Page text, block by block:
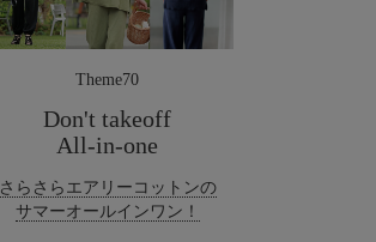
Theme70
Don't takeoff
All-in-one
さらさらエアリーコットンの
サマーオールインワン！